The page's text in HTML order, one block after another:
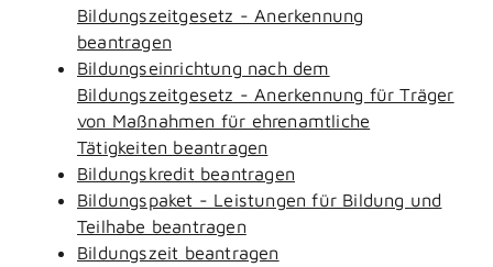
Bildungszeitgesetz - Anerkennung
beantragen
Bildungseinrichtung nach dem
Bildungszeitgesetz - Anerkennung für Träger
von Maßnahmen für ehrenamtliche
Tätigkeiten beantragen
Bildungskredit beantragen
Bildungspaket - Leistungen für Bildung und
Teilhabe beantragen
Bildungszeit beantragen